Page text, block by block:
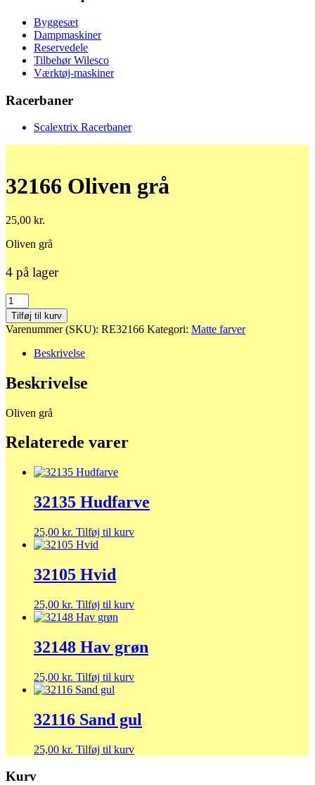
Byggesæt
Dampmaskiner
Reservedele
Tilbehør Wilesco
Værktøj-maskiner
Racerbaner
Scalextrix Racerbaner
32166 Oliven grå
25,00 kr.
Oliven grå
4 på lager
32166
Oliven
grå
antal
Tilføj til kurv
Varenummer (SKU): RE32166 Kategori: Matte farver
Beskrivelse
Beskrivelse
Oliven grå
Relaterede varer
32135 Hudfarve
25,00 kr. Tilføj til kurv
32105 Hvid
25,00 kr. Tilføj til kurv
32148 Hav grøn
25,00 kr. Tilføj til kurv
32116 Sand gul
25,00 kr. Tilføj til kurv
Kurv